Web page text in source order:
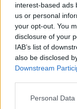
interest-based ads
us or personal
your opt-out. You
disclosure of your
IAB’s list of
also be disclosed
Downstream
Please note that
Personal
La aplicación
vidas en la
La aplicación
paramédico,
de 900 personas
para pedir ayuda. La...